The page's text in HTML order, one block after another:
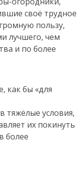
своё трудное
пользу,
лучшего, чем
и по более
как бы «для
тяжёлые условия,
их покинуть
более